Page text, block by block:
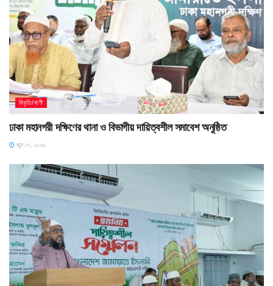
বিবৃতি/বাণী
ঢাকা মহানগরী দক্ষিণের থানা ও বিভাগীয় দায়িত্বশীল সমাবেশ অনুষ্ঠিত
জুন ১৭, ২০২৬